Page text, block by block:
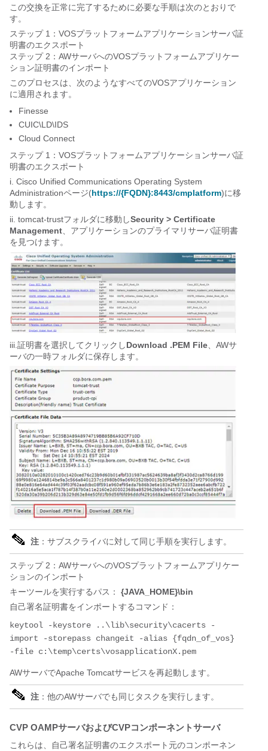
この交換を正常に完了するために必要な手順は次のとおりで
す。
ステップ 1：VOSプラットフォームアプリケーションサーバ証
明書のエクスポート
ステップ 2：AWサーバへのVOSプラットフォームアプリケー
ション証明書のインポート
このプロセスは、次のようなすべてのVOSアプリケーション
に適用されます。
Finesse
CUIC\LD\IDS
Cloud Connect
ステップ 1：VOSプラットフォームアプリケーションサーバ証
明書のエクスポート
i. Cisco Unified Communications Operating System
Administrationページ(https://{FQDN}:8443/cmplatform)に移
動します。
ii. tomcat-trustフォルダに移動しSecurity > Certificate
Management 、アプリケーションのプライマリサーバ証明書
を見つけます。
iii.証明書を選択してクリックしDownload .PEM File 、AWサ
ーバの一時フォルダに保存します。
注 ：サブスクライバに対して同じ手順を実行します。
ステップ 2：AWサーバへのVOSプラットフォームアプリケー
ションのインポート
キーツールを実行するパス： {JAVA_HOME}\bin
自己署名証明書をインポートするコマンド：
keytool -keystore ..\lib\security\cacerts -
import -storepass changeit -alias {fqdn_of_vos}
AWサーバでApache Tomcatサービスを再起動します。
注 ：他のAWサーバでも同じタスクを実行します。
CVP OAMPサーバおよびCVPコンポーネントサーバ
これらは、自己署名証明書のエクスポート元のコンポーネン